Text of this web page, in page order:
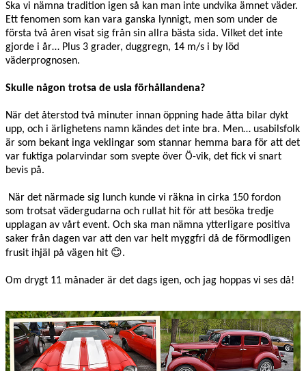
Ska vi nämna tradition igen så kan man inte undvika ämnet väder.
Ett fenomen som kan vara ganska lynnigt, men som under de
första två åren visat sig från sin allra bästa sida. Vilket det inte
gjorde i år… Plus 3 grader, duggregn, 14 m/s i by löd
väderprognosen.
Skulle någon trotsa de usla förhållandena?
När det återstod två minuter innan öppning hade åtta bilar dykt
upp, och i ärlighetens namn kändes det inte bra. Men… usabilsfolk
är som bekant inga veklingar som stannar hemma bara för att det
var fuktiga polarvindar som svepte över Ö-vik, det fick vi snart
bevis på.
När det närmade sig lunch kunde vi räkna in cirka 150 fordon
som trotsat vädergudarna och rullat hit för att besöka tredje
upplagan av vårt event. Och ska man nämna ytterligare positiva
saker från dagen var att den var helt myggfri då de förmodligen
frusit ihjäl på vägen hit 😊.
Om drygt 11 månader är det dags igen, och jag hoppas vi ses då!